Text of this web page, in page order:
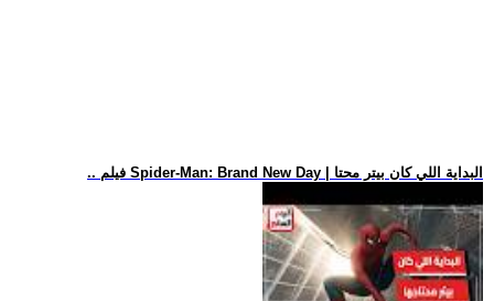
.. فيلم Spider-Man: Brand New Day | البداية اللي كان بيتر محتا